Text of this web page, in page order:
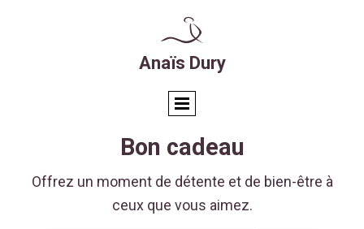
Anaïs Dury
Bon cadeau
Offrez un moment de détente et de bien-être à
ceux que vous aimez.